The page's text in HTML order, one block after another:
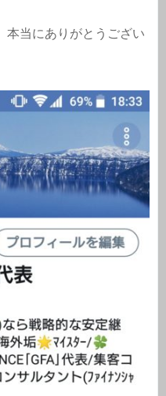
本当にありがとうござい